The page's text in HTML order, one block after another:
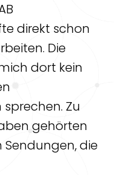
direkt schon
Die
dort kein
Zu
gehörten
die